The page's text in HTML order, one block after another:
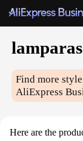
Find more
AliExpress
Here are the